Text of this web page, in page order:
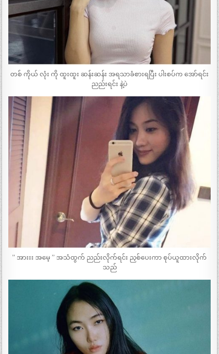
တစ် ကိုယ် လုံး ကို ထူးထူး ဆန်းဆန်း အရသာခံစားရပြီး ပါးစပ်က အော်ရင်း
ညည်းရင်း နဲ့ပဲ
” အားးး အမေ့ ” အသံထွက် ညည်းလိုက်ရင်း ညှစ်ပေးကာ စုပ်ယူထားလိုက်
သည်